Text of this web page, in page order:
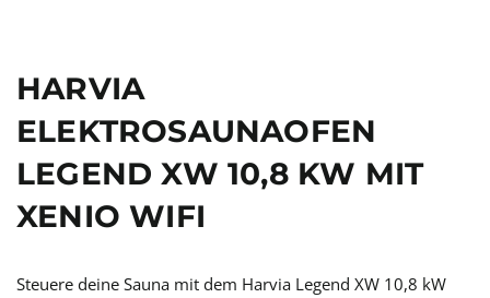
HARVIA
ELEKTROSAUNAOFEN
LEGEND XW 10,8 KW MIT
XENIO WIFI
Steuere deine Sauna mit dem Harvia Legend XW 10,8 kW